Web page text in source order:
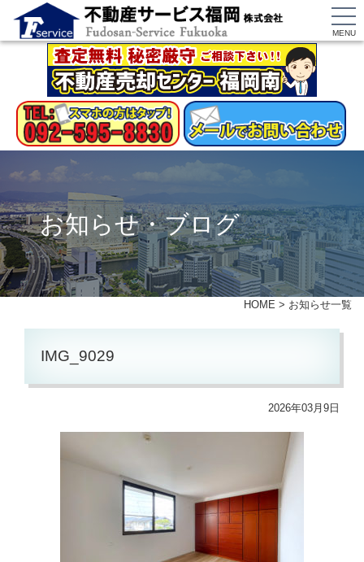
MENU
お知らせ・ブログ
HOME > お知らせ一覧
IMG_9029
2026年03月9日